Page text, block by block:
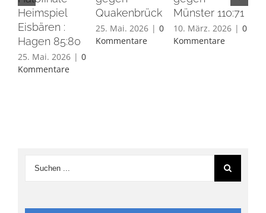
Heimspiel
Eisbären :
Hagen 85:80
25. Mai. 2026 | 0
Kommentare
Quakenbrück
25. Mai. 2026 | 0
Kommentare
Münster 110:71
10. März. 2026 | 0
Kommentare